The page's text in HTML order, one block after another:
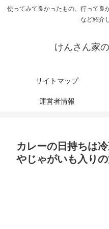
使ってみて良かったもの、行って良
など紹介
けんさん家
サイトマップ
運営者情報
カレーの日持ちは
やじゃがいも入り